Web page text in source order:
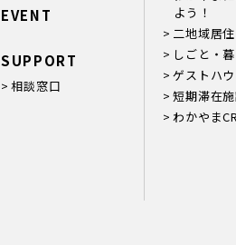
EVENT
SUPPORT
相談窓口
よう！
二地域居住
しごと・
ゲストハウ
短期滞在
わかやま